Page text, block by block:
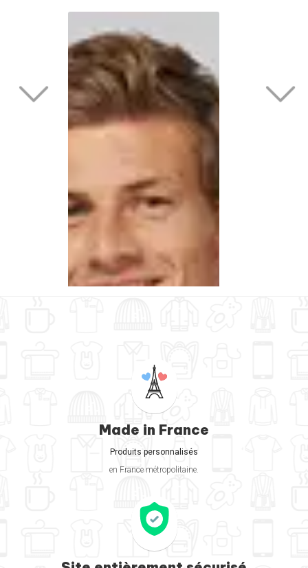
Made in France
Produits personnalisés
en France métropolitaine.